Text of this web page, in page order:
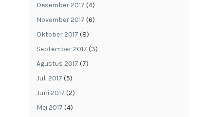
Desember 2017 (4)
November 2017 (6)
Oktober 2017 (8)
September 2017 (3)
Agustus 2017 (7)
Juli 2017 (5)
Juni 2017 (2)
Mei 2017 (4)